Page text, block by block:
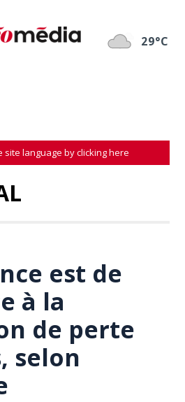
29°C
site language by clicking here
est de
à la
de perte
selon